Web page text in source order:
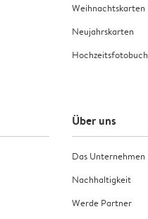
Weihnachtskarten
Neujahrskarten
Hochzeitsfotobuch
Über uns
Das Unternehmen
Nachhaltigkeit
Werde Partner